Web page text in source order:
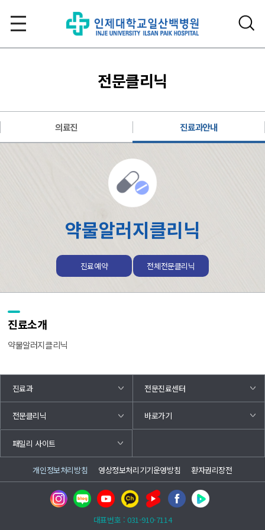
전문클리닉
의료진 진료과안내
약물알러지클리닉
진료예약 전체전문클리닉
진료소개
약물알러지클리닉
진료과 전문진료센터
전문클리닉 바로가기
패밀리 사이트
개인정보처리방침 영상정보처리기기운영방침 환자권리장전
대표번호 : 031-910-7114